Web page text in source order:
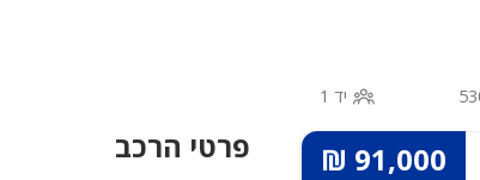
יד 1
91,000 ₪ פרטי הרכב